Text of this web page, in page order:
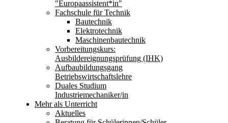
"Europaassistent*in"
Fachschule für Technik
Bautechnik
Elektrotechnik
Maschinenbautechnik
Vorbereitungskurs:
Ausbildereignungsprüfung (IHK)
Aufbaubildungsgang
Betriebswirtschaftslehre
Duales Studium
Industriemechaniker/in
Mehr als Unterricht
Aktuelles